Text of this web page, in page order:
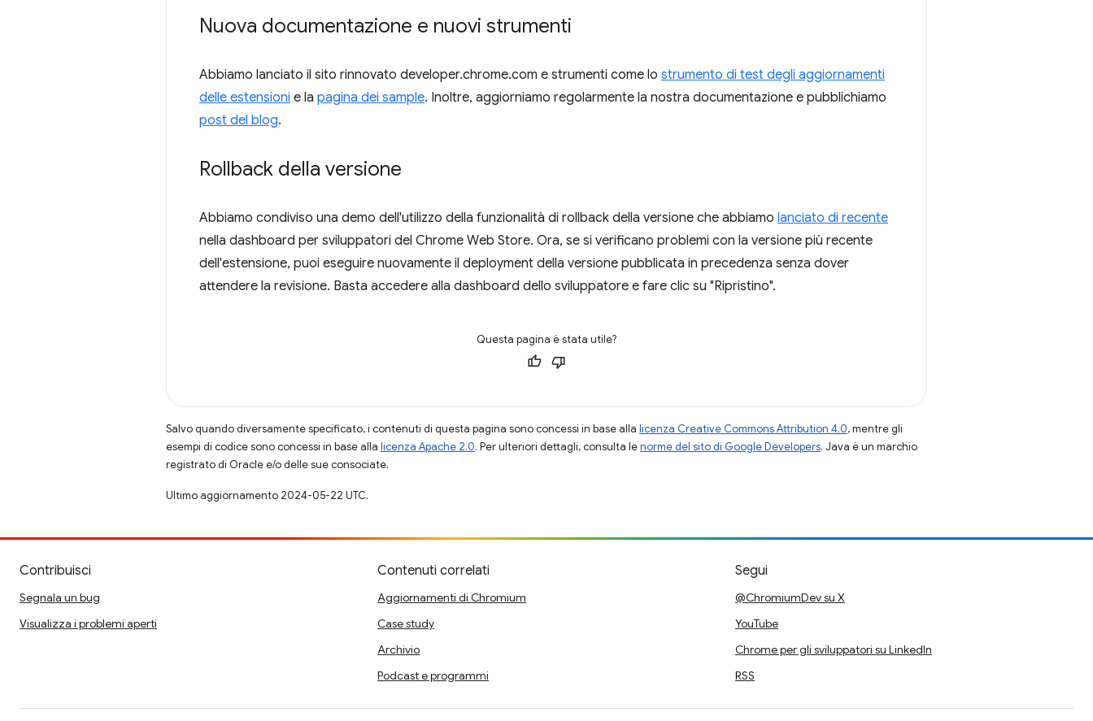
Nuova documentazione e nuovi strumenti
Abbiamo lanciato il sito rinnovato developer.chrome.com e strumenti come lo strumento di test degli aggiornamenti
delle estensioni e la pagina dei sample. Inoltre, aggiorniamo regolarmente la nostra documentazione e pubblichiamo
post del blog.
Rollback della versione
Abbiamo condiviso una demo dell'utilizzo della funzionalità di rollback della versione che abbiamo lanciato di recente
nella dashboard per sviluppatori del Chrome Web Store. Ora, se si verificano problemi con la versione più recente
dell'estensione, puoi eseguire nuovamente il deployment della versione pubblicata in precedenza senza dover
attendere la revisione. Basta accedere alla dashboard dello sviluppatore e fare clic su "Ripristino".
Questa pagina è stata utile?
Salvo quando diversamente specificato, i contenuti di questa pagina sono concessi in base alla licenza Creative Commons Attribution 4.0, mentre gli
esempi di codice sono concessi in base alla licenza Apache 2.0. Per ulteriori dettagli, consulta lenorme del sito di Google Developers. Java è un marchio
registrato di Oracle e/o delle sue consociate.
Ultimo aggiornamento 2024-05-22 UTC.
Contribuisci
Segnala un bug
Visualizza i problemi aperti
Contenuti correlati
Aggiornamenti di Chromium
Case study
Archivio
Podcast e programmi
Segui
@ChromiumDev su X
YouTube
Chrome per gli sviluppatori su LinkedIn
RSS